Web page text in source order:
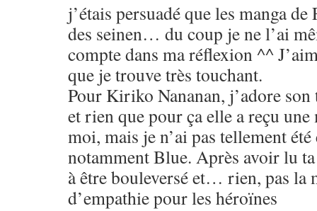
j’étais persuadé que les manga
des seinen… du coup je ne l’ai
compte dans ma réflexion ^^
que je trouve très touchant.
Pour Kiriko Nananan, j’adore
et rien que pour ça elle a reçu
moi, mais je n’ai pas tellement
notamment Blue. Après avoir lu
à être bouleversé et… rien, pas la
d’empathie pour les héroïnes